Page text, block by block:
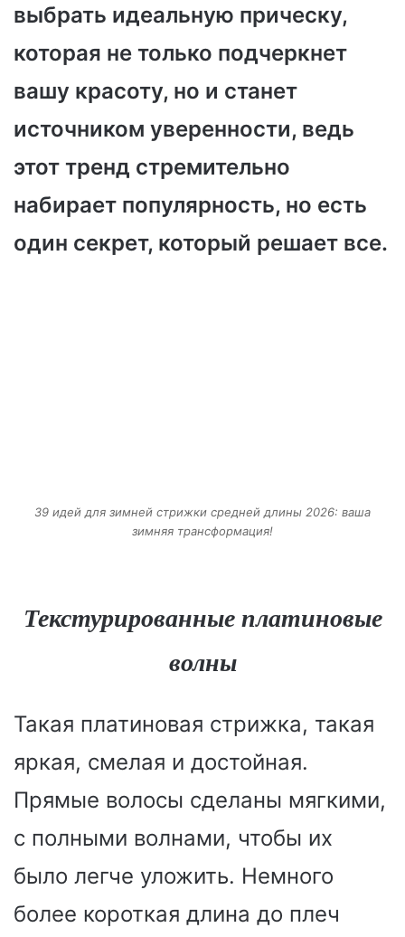
выбрать идеальную прическу,
которая не только подчеркнет
вашу красоту, но и станет
источником уверенности, ведь
этот тренд стремительно
набирает популярность, но есть
один секрет, который решает все.
39 идей для зимней стрижки средней длины 2026: ваша
зимняя трансформация!
Текстурированные платиновые
волны
Такая платиновая стрижка, такая
яркая, смелая и достойная.
Прямые волосы сделаны мягкими,
с полными волнами, чтобы их
было легче уложить. Немного
более короткая длина до плеч